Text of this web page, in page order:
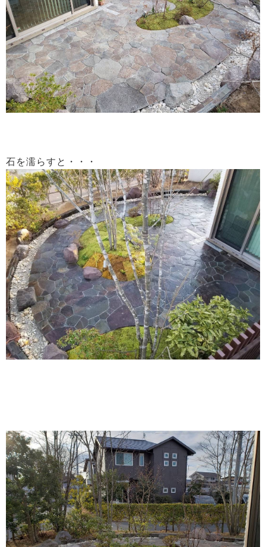
石を濡らすと・・・